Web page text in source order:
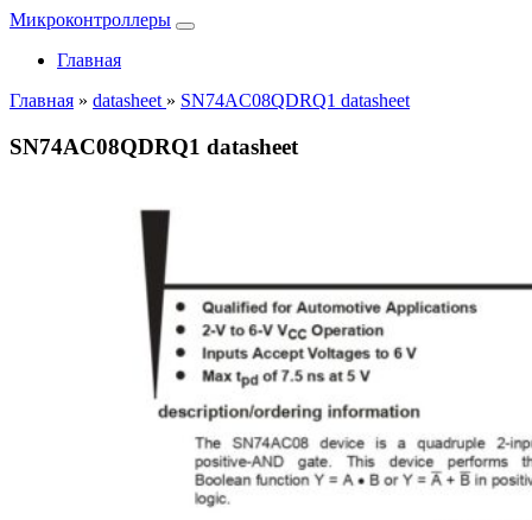
Микроконтроллеры
Главная
Главная » datasheet » SN74AC08QDRQ1 datasheet
SN74AC08QDRQ1 datasheet